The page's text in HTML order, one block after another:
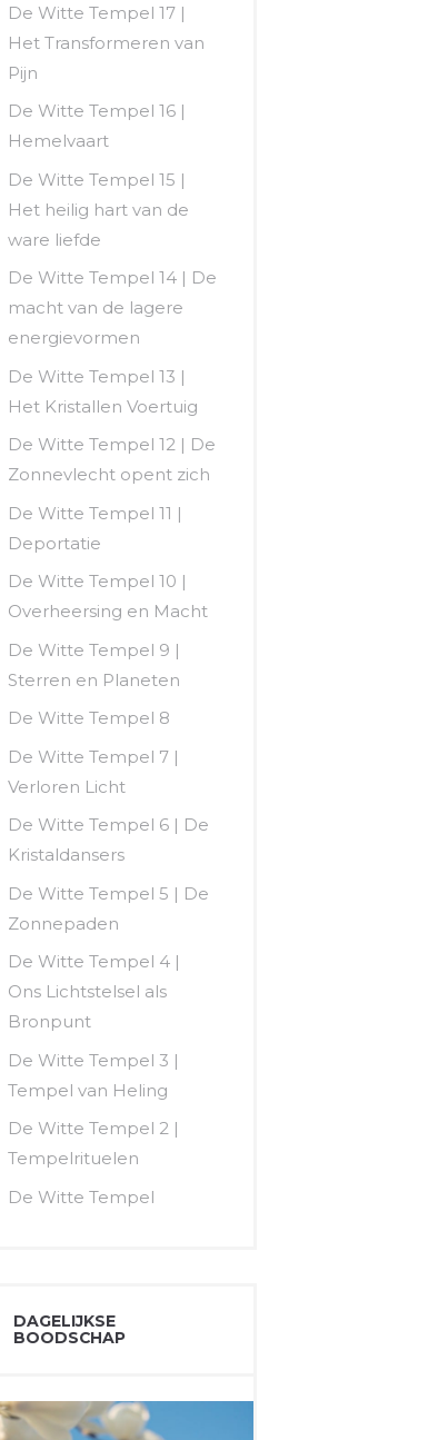
De Witte Tempel 17 |
Het Transformeren van
Pijn
De Witte Tempel 16 |
Hemelvaart
De Witte Tempel 15 |
Het heilig hart van de
ware liefde
De Witte Tempel 14 | De
macht van de lagere
energievormen
De Witte Tempel 13 |
Het Kristallen Voertuig
De Witte Tempel 12 | De
Zonnevlecht opent zich
De Witte Tempel 11 |
Deportatie
De Witte Tempel 10 |
Overheersing en Macht
De Witte Tempel 9 |
Sterren en Planeten
De Witte Tempel 8
De Witte Tempel 7 |
Verloren Licht
De Witte Tempel 6 | De
Kristaldansers
De Witte Tempel 5 | De
Zonnepaden
De Witte Tempel 4 |
Ons Lichtstelsel als
Bronpunt
De Witte Tempel 3 |
Tempel van Heling
De Witte Tempel 2 |
Tempelrituelen
De Witte Tempel
DAGELIJKSE
BOODSCHAP